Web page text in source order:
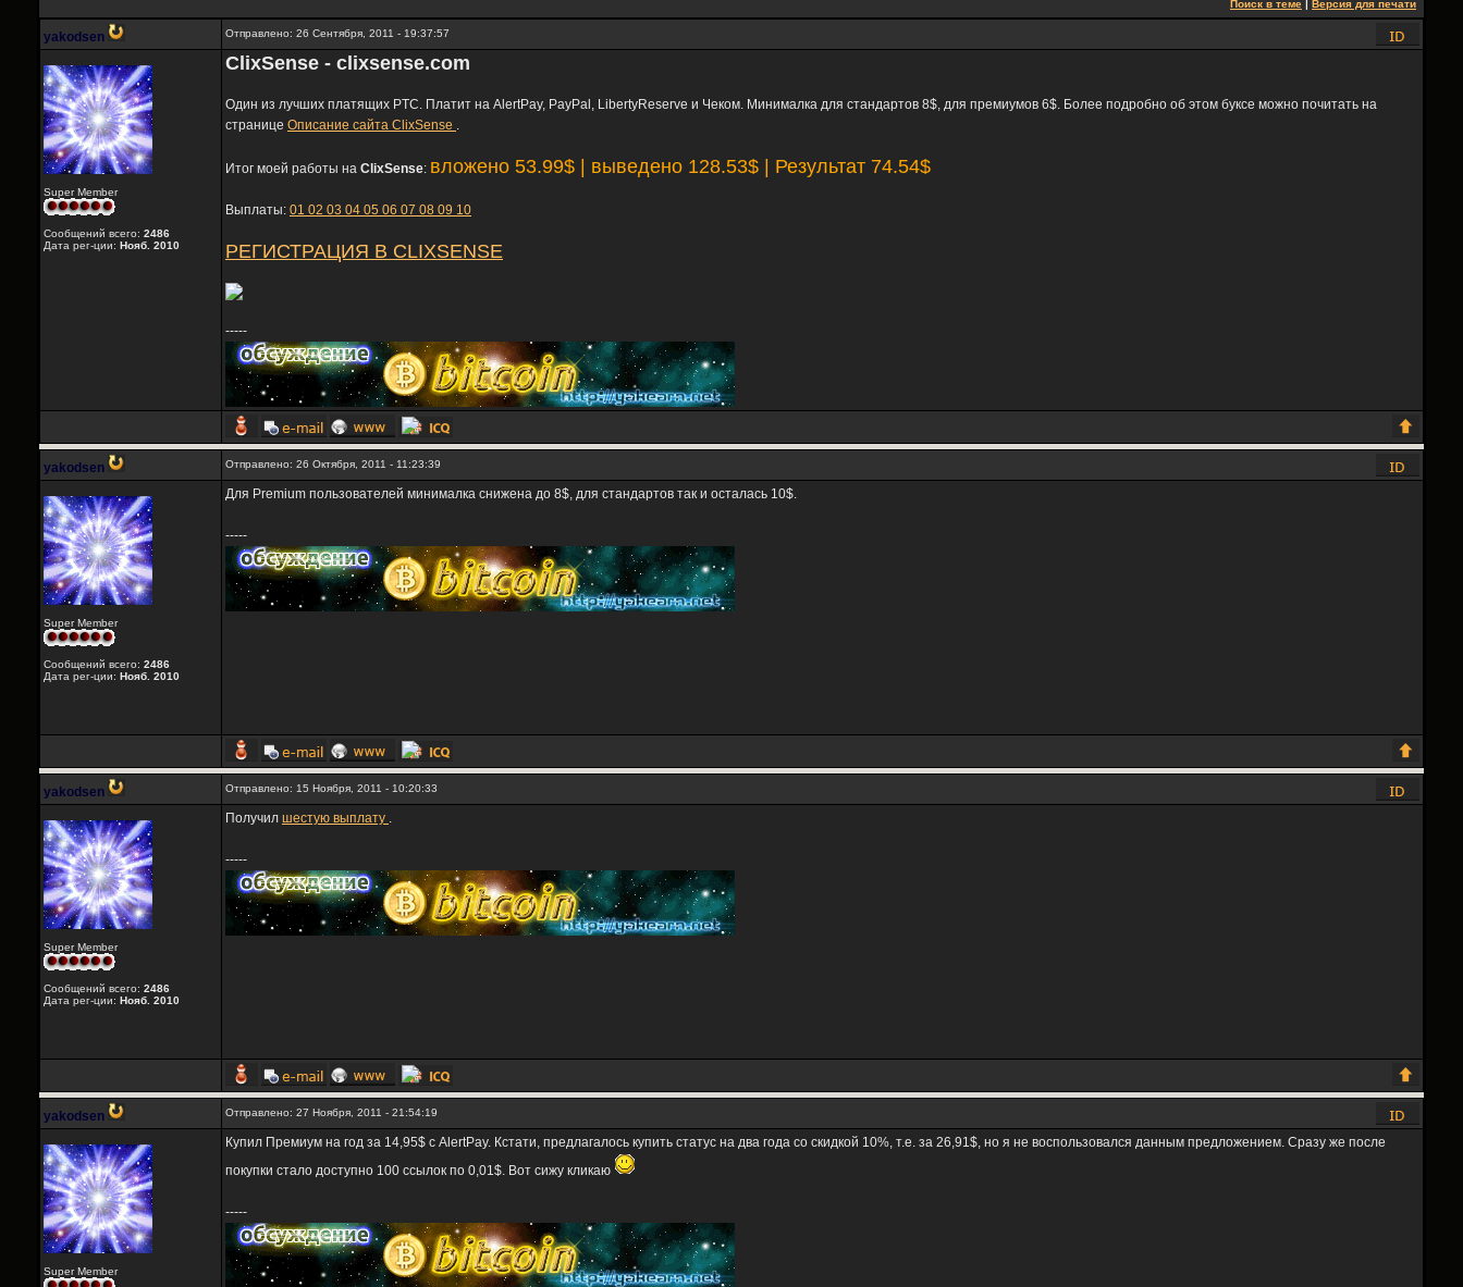
Поиск в теме | Версия для печати
yakodsen Отправлено: 26 Сентября, 2011 - 19:37:57
Super Member
Сообщений всего: 2486
Дата рег-ции: Нояб. 2010
ClixSense - clixsense.com
Один из лучших платящих PTC. Платит на AlertPay, PayPal, LibertyReserve и Чеком. Минималка для стандартов 8$, для премиумов 6$. Более подробно об этом буксе можно почитать на
странице Описание сайта ClixSense .
Итог моей работы на ClixSense: вложено 53.99$ | выведено 128.53$ | Результат 74.54$
Выплаты: 01 02 03 04 05 06 07 08 09 10
РЕГИСТРАЦИЯ В CLIXSENSE
-----
yakodsen Отправлено: 26 Октября, 2011 - 11:23:39
Super Member
Сообщений всего: 2486
Дата рег-ции: Нояб. 2010
Для Premium пользователей минималка снижена до 8$, для стандартов так и осталась 10$.
-----
yakodsen Отправлено: 15 Ноября, 2011 - 10:20:33
Super Member
Сообщений всего: 2486
Дата рег-ции: Нояб. 2010
Получил шестую выплату .
-----
yakodsen Отправлено: 27 Ноября, 2011 - 21:54:19
Super Member
Купил Премиум на год за 14,95$ с AlertPay. Кстати, предлагалось купить статус на два года со скидкой 10%, т.е. за 26,91$, но я не воспользовался данным предложением. Сразу же после
покупки стало доступно 100 ссылок по 0,01$. Вот сижу кликаю
-----